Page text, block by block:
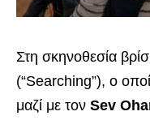
Στη σκηνοθεσία
(“Searching”), ο
μαζί με τον Sev